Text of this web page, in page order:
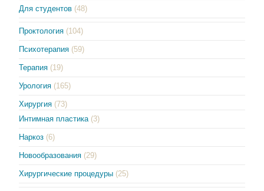
Для студентов (48)
Проктология (104)
Психотерапия (59)
Терапия (19)
Урология (165)
Хирургия (73)
Интимная пластика (3)
Наркоз (6)
Новообразования (29)
Хирургические процедуры (25)